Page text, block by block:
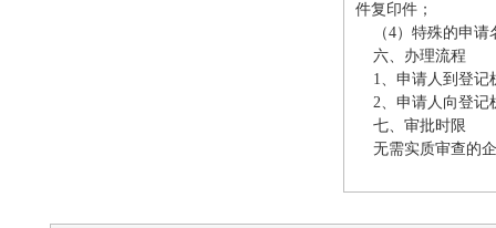
件复印件；
（4）特殊的申请
六、办理流程
1、申请人到登记
2、申请人向登记
七、审批时限
无需实质审查的